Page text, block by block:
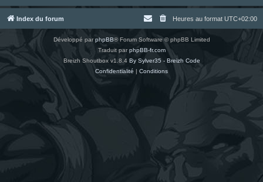
Index du forum Heures au format UTC+02:00
Développé parphpBB® Forum Software © phpBB Limited
Traduit parphpBB-fr.com
Breizh Shoutbox v1.8.4 By Sylver35 - Breizh Code
Confidentialité | Conditions